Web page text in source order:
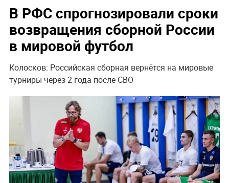
В РФС спрогнозировали сроки
возвращения сборной России
в мировой футбол
Колосков: Российская сборная вернётся на мировые
турниры через 2 года после СВО